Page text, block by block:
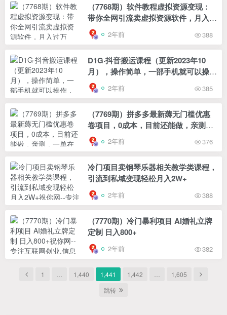
（7768期）软件教程虚拟资源变现：
带你全网引流卖虚拟资源软件，月入过
万（11节课）
2年前 388
D1G·抖音搬运课程（更新2023年10
月），操作简单，一部手机就可以操
作，不用露脸
2年前 385
（7769期）拼多多最新薅无门槛优惠
卷项目，0成本，目前还能做，亲测，
一单在50-500
2年前 376
冷门项目卖钢琴乐器相关教学类课程，
引流到私域变现轻松月入2W+
2年前 388
（7770期）冷门暴利项目 AI婚礼立牌
定制 日入800+
2年前 382
1 1,440 1,441 1,442
1,605
跳转